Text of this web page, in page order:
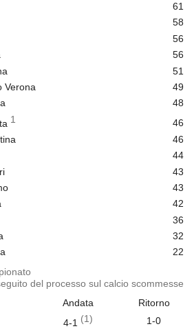
61
58
56
56
51
Verona
49
48
1
46
46
44
43
43
42
36
32
22
del processo sul calcio scommesse
Andata
Ritorno
4-1 (1) 1-0